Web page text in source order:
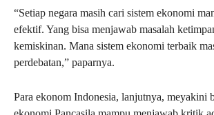
“Setiap negara masih cari sistem ekonomi
efektif. Yang bisa menjawab masalah
kemiskinan. Mana sistem ekonomi terbaik
perdebatan,” paparnya.
Para ekonom Indonesia, lanjutnya, meyakini